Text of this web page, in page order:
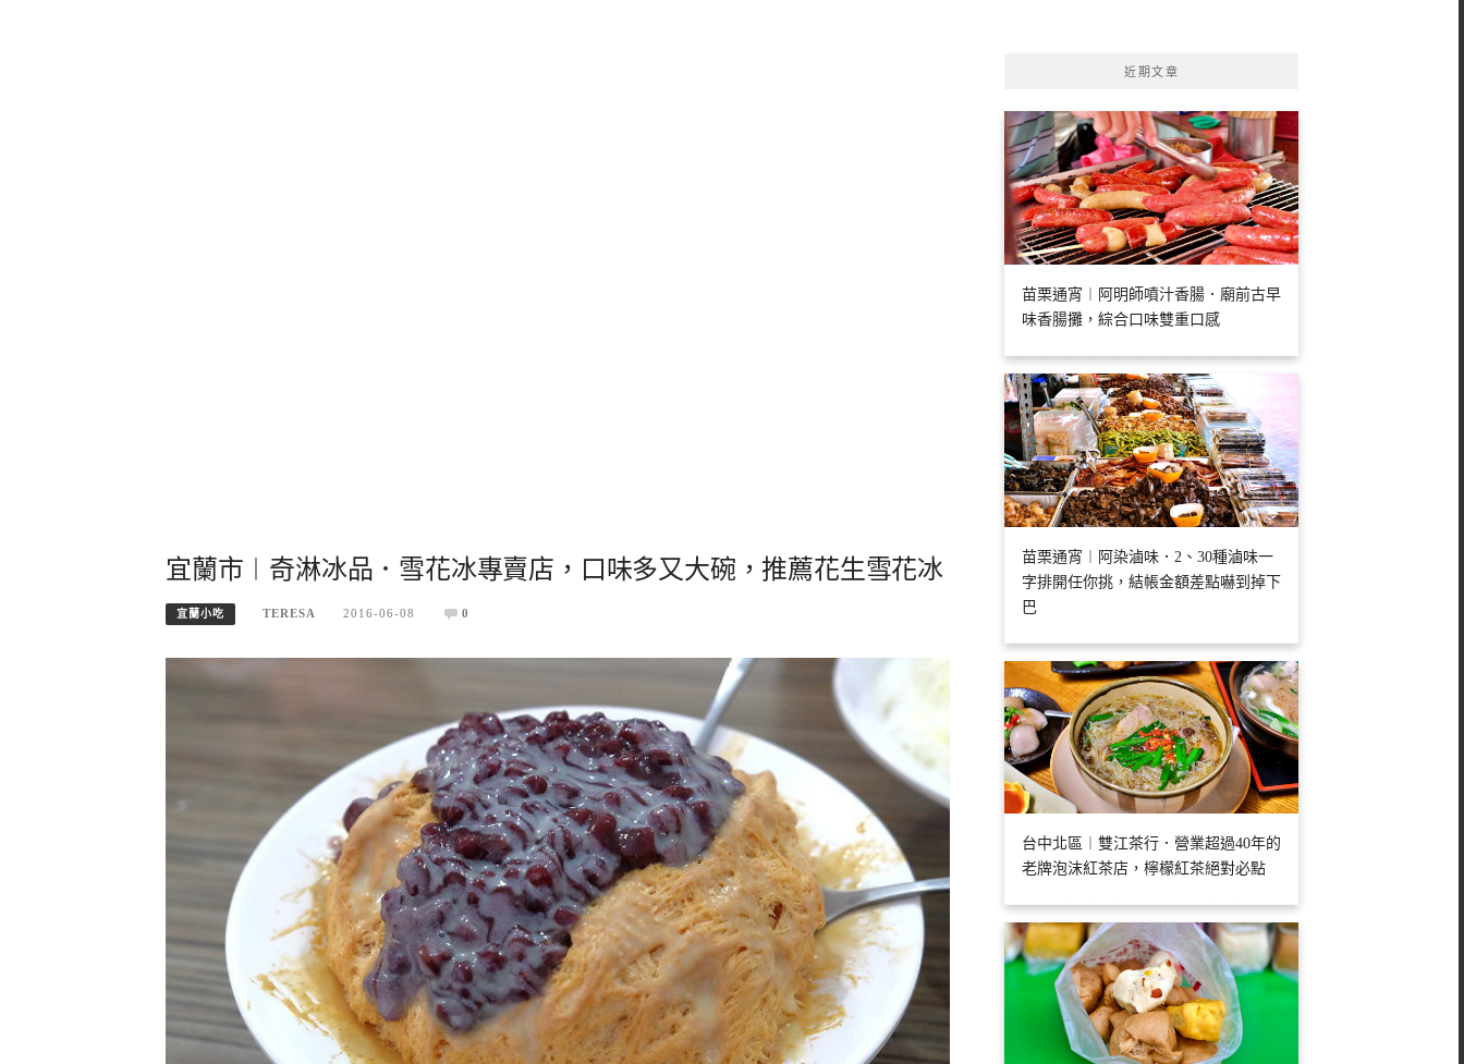
宜蘭市︱奇淋冰品．雪花冰專賣店，口味多又大碗，推薦花生雪花冰
宜蘭小吃 TERESA 2016-06-08 0
近期文章
苗栗通宵︱阿明師噴汁香腸．廟前古早
味香腸攤，綜合口味雙重口感
苗栗通宵︱阿染滷味．2、30種滷味一
字排開任你挑，結帳金額差點嚇到掉下
巴
台中北區︱雙江茶行．營業超過40年的
老牌泡沫紅茶店，檸檬紅茶絕對必點